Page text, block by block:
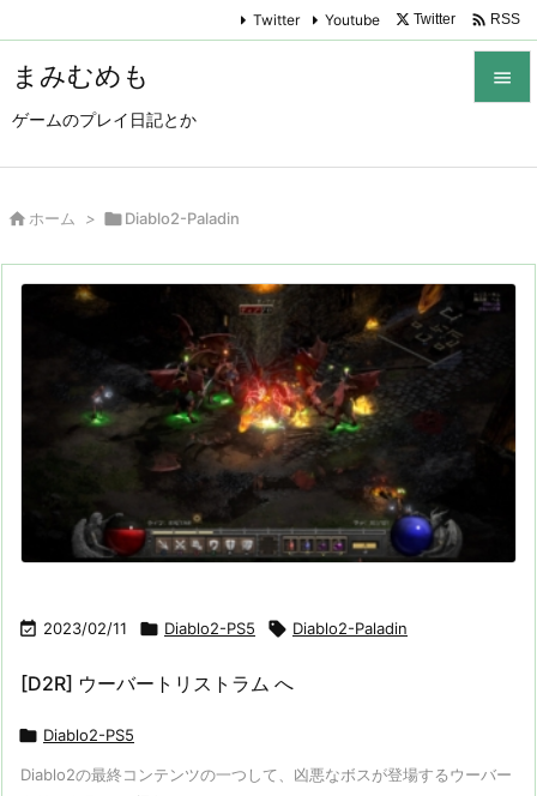
まみむめも
ゲームのプレイ日記とか


Twitter Youtube Twitter  RSS
 ホーム > Diablo2-Paladin
 2023/02/11  Diablo2-PS5  Diablo2-Paladin
[D2R] ウーバートリストラム へ
 Diablo2-PS5
Diablo2の最終コンテンツの一つして、凶悪なボスが登場するウーバー